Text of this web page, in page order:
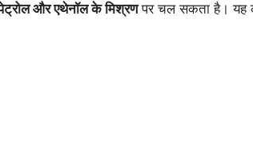
और एथेनॉल के मिश्रणपर चल सकता है। यह